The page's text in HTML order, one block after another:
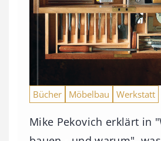
Bücher Möbelbau Werkstatt
Mike Pekovich erklärt in